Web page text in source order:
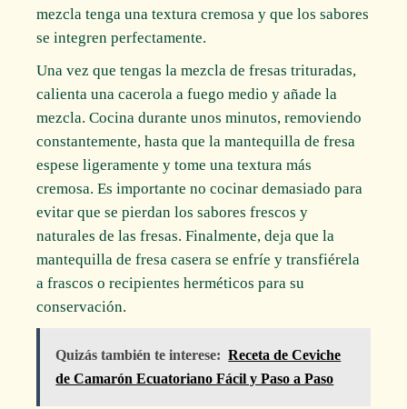
mezcla tenga una textura cremosa y que los sabores
se integren perfectamente.
Una vez que tengas la mezcla de fresas trituradas,
calienta una cacerola a fuego medio y añade la
mezcla. Cocina durante unos minutos, removiendo
constantemente, hasta que la mantequilla de fresa
espese ligeramente y tome una textura más
cremosa. Es importante no cocinar demasiado para
evitar que se pierdan los sabores frescos y
naturales de las fresas. Finalmente, deja que la
mantequilla de fresa casera se enfríe y transfiérela
a frascos o recipientes herméticos para su
conservación.
Quizás también te interese: Receta de Ceviche
de Camarón Ecuatoriano Fácil y Paso a Paso